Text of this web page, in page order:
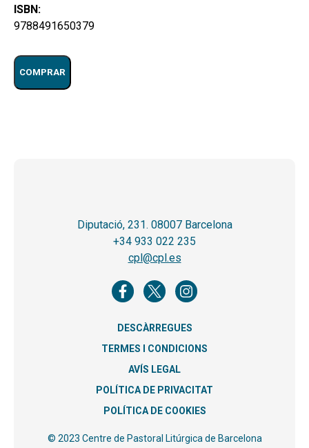
ISBN:
9788491650379
COMPRAR
Diputació, 231. 08007 Barcelona
+34 933 022 235
cpl@cpl.es
DESCÀRREGUES
TERMES I CONDICIONS
AVÍS LEGAL
POLÍTICA DE PRIVACITAT
POLÍTICA DE COOKIES
© 2023 Centre de Pastoral Litúrgica de Barcelona